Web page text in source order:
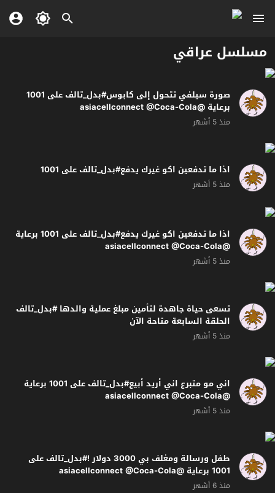
مسلسل عراقي
صورة سيلفي تتحول إلى كابوس#بدل_تالف على 1001
برعاية @asiacellconnect @Coca-Cola
منذ 5 أشهر
اذا ما تدفعين اكو غيرك يدفع#بدل_تالف على 1001
منذ 5 أشهر
اذا ما تدفعين اكو غيرك يدفع#بدل_تالف على 1001 برعاية
@asiacellconnect @Coca-Cola
منذ 5 أشهر
تسعى حياة جاهدة لتأمين مبلغ عملية والدها #بدل_تالف
الحلقة السابعة متاحة الآن
منذ 5 أشهر
اني مو متبرع اني أريد أبيع#بدل_تالف على 1001 برعاية
@asiacellconnect @Coca-Cola
منذ 5 أشهر
طفل ورسالة ومغلف بي 3000 دولار !#بدل_تالف على
1001 برعاية @asiacellconnect @Coca-Cola
منذ 6 أشهر